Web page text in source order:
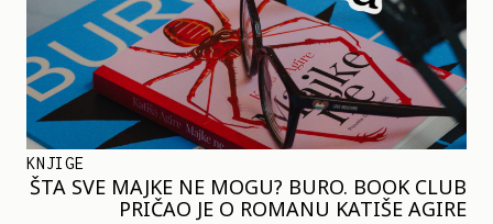
KNJIGE
ŠTA SVE MAJKE NE MOGU? BURO. BOOK CLUB
PRIČAO JE O ROMANU KATIŠE AGIRE